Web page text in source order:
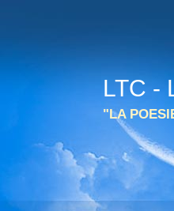
LTC -
"LA